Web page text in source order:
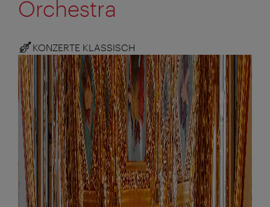
Orchestra
KONZERTE KLASSISCH